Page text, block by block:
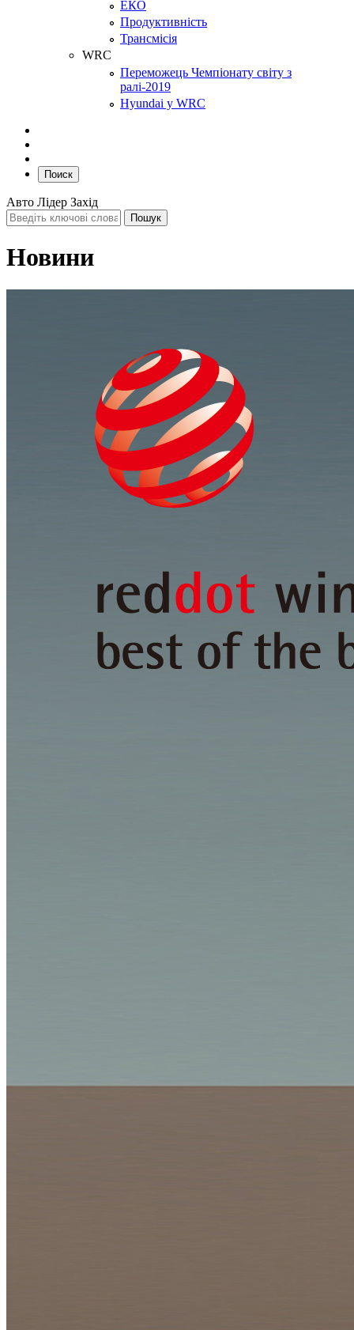
ЕКО
Продуктивність
Трансмісія
WRC
Переможець Чемпіонату світу з
ралі-2019
Hyundai у WRC
Поиск
Авто Лідер Захід
Новини